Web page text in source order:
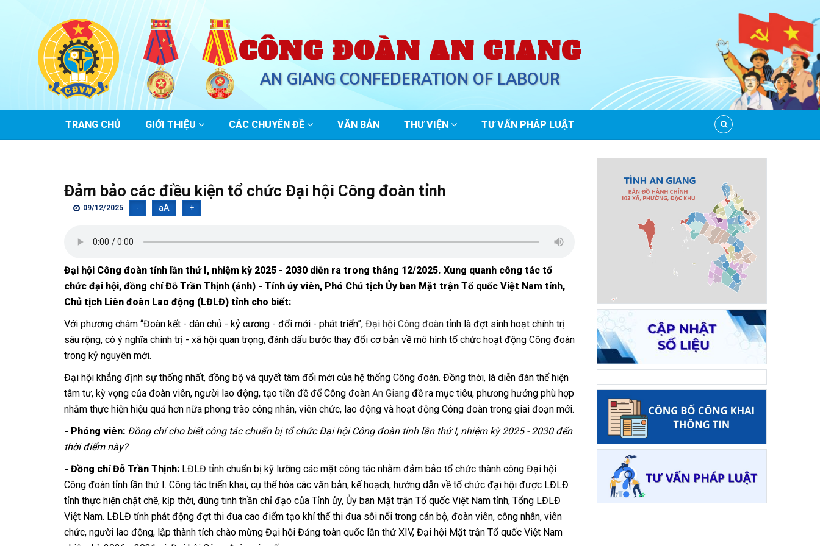
CÔNG ĐOÀN AN GIANG
AN GIANG CONFEDERATION OF LABOUR
MAIN
NAVIGATION
TRANG CHỦ GIỚI THIỆU CÁC CHUYÊN ĐỀ VĂN BẢN THƯ VIỆN TƯ VẤN PHÁP LUẬT
Đảm bảo các điều kiện tổ chức Đại hội Công đoàn tỉnh
09/12/2025 - aA +
Đại hội Công đoàn tỉnh lần thứ I, nhiệm kỳ 2025 - 2030 diễn ra trong tháng 12/2025. Xung quanh công tác tổ
chức đại hội, đồng chí Đỗ Trần Thịnh (ảnh) - Tỉnh ủy viên, Phó Chủ tịch Ủy ban Mặt trận Tổ quốc Việt Nam tỉnh,
Chủ tịch Liên đoàn Lao động (LĐLĐ) tỉnh cho biết:
Với phương châm “Đoàn kết - dân chủ - kỷ cương - đổi mới - phát triển”, Đại hội Công đoàn tỉnh là đợt sinh hoạt chính trị
sâu rộng, có ý nghĩa chính trị - xã hội quan trọng, đánh dấu bước thay đổi cơ bản về mô hình tổ chức hoạt động Công đoàn
trong kỷ nguyên mới.
Đại hội khẳng định sự thống nhất, đồng bộ và quyết tâm đổi mới của hệ thống Công đoàn. Đồng thời, là diễn đàn thể hiện
tâm tư, kỳ vọng của đoàn viên, người lao động, tạo tiền đề để Công đoàn An Giang đề ra mục tiêu, phương hướng phù hợp
nhằm thực hiện hiệu quả hơn nữa phong trào công nhân, viên chức, lao động và hoạt động Công đoàn trong giai đoạn mới.
- Phóng viên: Đồng chí cho biết công tác chuẩn bị tổ chức Đại hội Công đoàn tỉnh lần thứ I, nhiệm kỳ 2025 - 2030 đến
thời điểm này?
- Đồng chí Đỗ Trần Thịnh: LĐLĐ tỉnh chuẩn bị kỹ lưỡng các mặt công tác nhằm đảm bảo tổ chức thành công Đại hội
Công đoàn tỉnh lần thứ I. Công tác triển khai, cụ thể hóa các văn bản, kế hoạch, hướng dẫn về tổ chức đại hội được LĐLĐ
tỉnh thực hiện chặt chẽ, kịp thời, đúng tinh thần chỉ đạo của Tỉnh ủy, Ủy ban Mặt trận Tổ quốc Việt Nam tỉnh, Tổng LĐLĐ
Việt Nam. LĐLĐ tỉnh phát động đợt thi đua cao điểm tạo khí thế thi đua sôi nổi trong cán bộ, đoàn viên, công nhân, viên
chức, người lao động, lập thành tích chào mừng Đại hội Đảng toàn quốc lần thứ XIV, Đại hội Mặt trận Tổ quốc Việt Nam